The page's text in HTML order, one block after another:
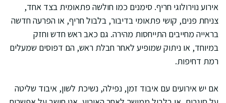
אירוע נוירולוגי חריף. סימנים כמו חולשה פתאומית בצד אחד,
צניחת פנים, קושי פתאומי בדיבור, בלבול חריף, או הפרעה חדשה
בראייה מחייבים התייחסות מהירה. גם כאב ראש חדש וחזק
במיוחד, או ניתוק שמופיע לאחר חבלת ראש, הם דפוסים שמעלים
רמת דחיפות.
אם יש אירועים עם איבוד זמן, נפילה, נשיכת לשון, איבוד שליטה